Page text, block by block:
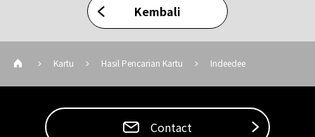
Kembali
Kartu Hasil Pencarian Kartu Indeedee
Contact